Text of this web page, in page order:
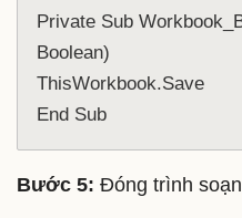
Private Sub
Boolean)
ThisWorkbook.Save
End Sub
Bước 5: Đóng trình